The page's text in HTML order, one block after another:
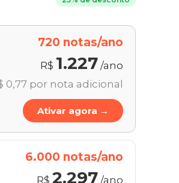
720 notas/ano
R$ 1.227 /ano
0,77 por nota adicional
Ativar agora →
6.000 notas/ano
R$ 2.297 /ano